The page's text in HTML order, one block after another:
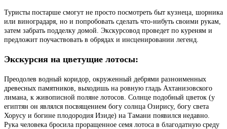
Туристы постарше смогут не просто посмотреть быт кузнеца, шорника
или виноградаря, но и попробовать сделать что-нибуть своими рукам,
затем забрать подделку домой. Экскурсовод проведет по куреням и
предложит поучаствовать в обрядах и инсценировании легенд.
Экскурсия на цветущие лотосы:
Преодолев водный коридор, окруженный дебрями разноименных
древесных памятников, выходишь на ровную гладь Ахтанизовского
лимана, к живописной поляне лотосов. Солнце подобный цветок (у
египтян он являлся посвящением богу солнца Озирису, богу света
Хорусу и богине плодородия Изиде) на Тамани появился недавно.
Рука человека бросила проращенное семя лотоса в благодатную среду